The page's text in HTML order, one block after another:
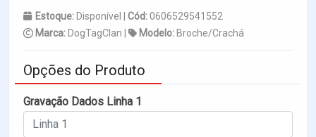
Estoque: Disponível | Cód:0606529541552
Marca: DogTagClan | Modelo: Broche/Crachá
Opções do Produto
Gravação Dados Linha 1